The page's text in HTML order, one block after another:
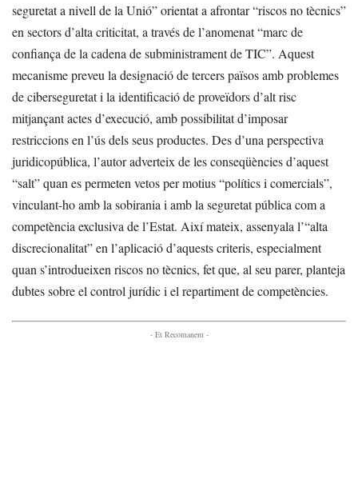
seguretat a nivell de la Unió” orientat a afrontar “riscos no tècnics”
en sectors d’alta criticitat, a través de l’anomenat “marc de
confiança de la cadena de subministrament de TIC”. Aquest
mecanisme preveu la designació de tercers països amb problemes
de ciberseguretat i la identificació de proveïdors d’alt risc
mitjançant actes d’execució, amb possibilitat d’imposar
restriccions en l’ús dels seus productes. Des d’una perspectiva
juridicopública, l’autor adverteix de les conseqüències d’aquest
“salt” quan es permeten vetos per motius “polítics i comercials”,
vinculant-ho amb la sobirania i amb la seguretat pública com a
competència exclusiva de l’Estat. Així mateix, assenyala l’“alta
discrecionalitat” en l’aplicació d’aquests criteris, especialment
quan s’introdueixen riscos no tècnics, fet que, al seu parer, planteja
dubtes sobre el control jurídic i el repartiment de competències.
- Et Recomanem -